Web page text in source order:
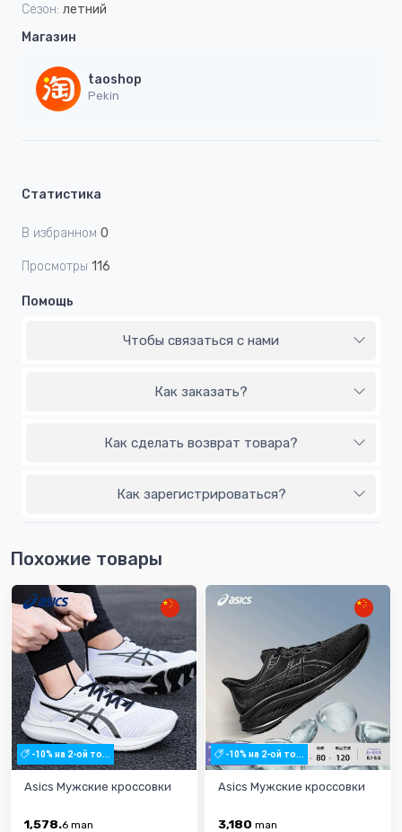
Сезон: летний
Магазин
taoshop
Pekin
Статистика
В избранном 0
Просмотры 116
Помощь
Чтобы связаться с нами
Как заказать?
Как сделать возврат товара?
Как зарегистрироваться?
Похожие товары
-10% на 2-ой то...
Asics Мужские кроссовки
1,578.6 man
-10% на 2-ой то...
Asics Мужские кроссовки
3,180 man